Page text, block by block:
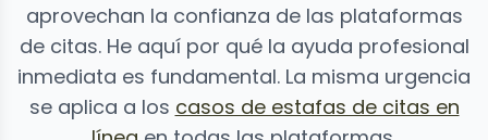
aprovechan la confianza de las plataformas
de citas. He aquí por qué la ayuda profesional
inmediata es fundamental. La misma urgencia
se aplica a los casos de estafas de citas en